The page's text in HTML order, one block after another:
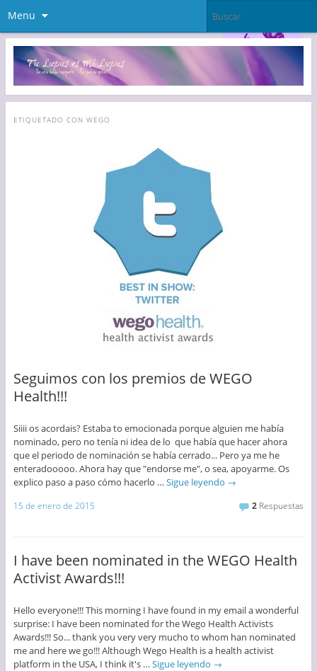
Menu
ETIQUETADO CON WEGO
Seguimos con los premios de WEGO
Health!!!
Siiii os acordais? Estaba to emocionada porque alguien me había
nominado, pero no tenía ni idea de lo que había que hacer ahora
que el periodo de nominación se había cerrado... Pero ya me he
enteradooooo. Ahora hay que "endorse me", o sea, apoyarme. Os
explico paso a paso cómo hacerlo … Sigue leyendo →
15 de enero de 2015 2 Respuestas
I have been nominated in the WEGO Health
Activist Awards!!!
Hello everyone!!! This morning I have found in my email a wonderful
surprise: I have been nominated for the Wego Health Activists
Awards!!! So... thank you very very mucho to whom han nominated
me and here we go!!! Although Wego Health is a health activist
platform in the USA, I think it's … Sigue leyendo →